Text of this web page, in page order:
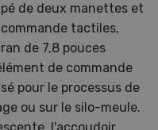
de deux manettes et
tactiles,
de 7,8 pouces
de commande
pour le processus de
ou sur le silo-meule.